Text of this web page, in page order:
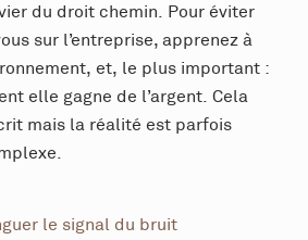
du droit chemin. Pour éviter
sur l’entreprise, apprenez à
et, le plus important :
elle gagne de l’argent. Cela
mais la réalité est parfois
le signal du bruit